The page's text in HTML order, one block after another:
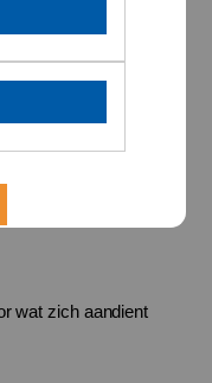
wat zich aandient